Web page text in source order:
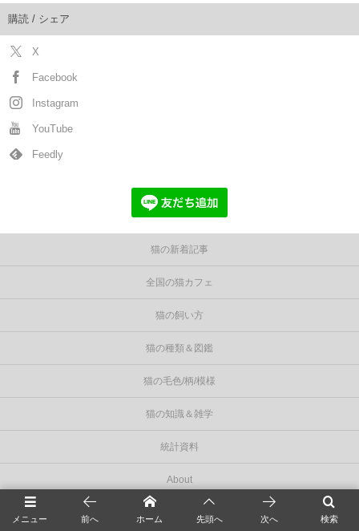
購読 / シェア
X
Facebook
Instagram
YouTube
Feedly
猫の新着記事
全国の猫カフェ
猫の飼い方
猫の種類＆図鑑
猫の毛色/柄/模様
猫の知識＆雑学
統計資料
About
privacy policy
メニュー 検索
前へ ホーム 先頭へ 次へ